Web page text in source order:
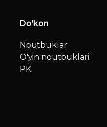
Do'kon
Noutbuklar
O'yin noutbuklari
PK